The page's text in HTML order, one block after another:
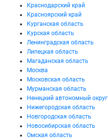
Краснодарский край
Красноярский край
Курганская область
Курская область
Ленинградская область
Липецкая область
Магаданская область
Москва
Московская область
Мурманская область
Ненецкий автономный округ
Нижегородская область
Новгородская область
Новосибирская область
Омская область